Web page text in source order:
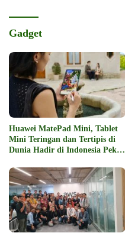
Gadget
Huawei MatePad Mini, Tablet
Mini Teringan dan Tertipis di
Dunia Hadir di Indonesia Pekan